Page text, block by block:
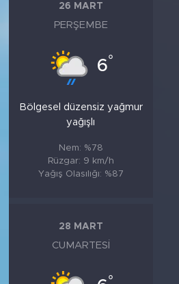
26 MART
PERŞEMBE
6°
Bölgesel düzensiz yağmur
yağışlı
Nem: %78
Rüzgar: 9 km/h
Yağış Olasılığı: %87
28 MART
CUMARTESI
°